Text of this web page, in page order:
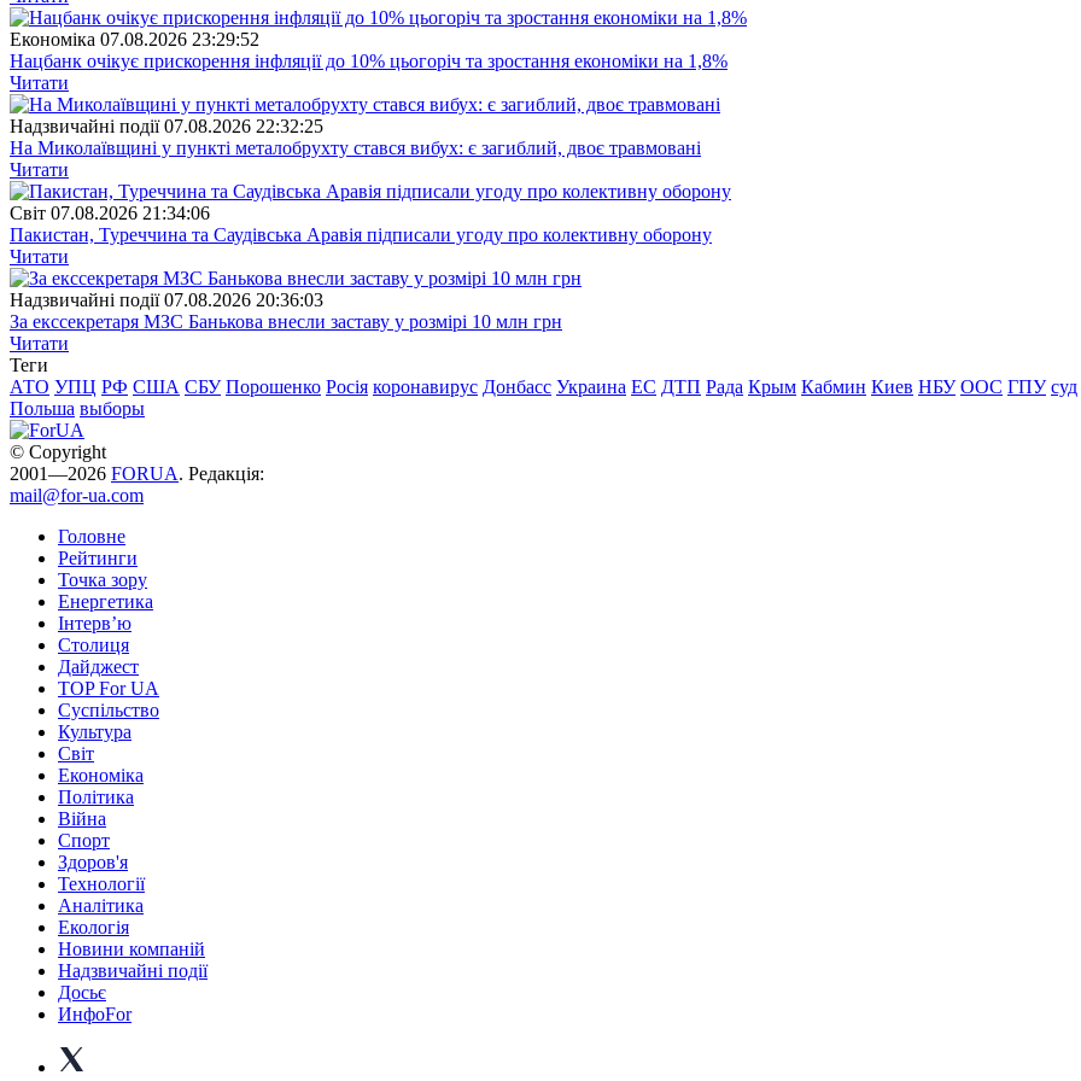
Економіка 07.08.2026 23:29:52
Нацбанк очікує прискорення інфляції до 10% цьогоріч та зростання економіки на 1,8%
Читати
Надзвичайні події 07.08.2026 22:32:25
На Миколаївщині у пункті металобрухту стався вибух: є загиблий, двоє травмовані
Читати
Свiт 07.08.2026 21:34:06
Пакистан, Туреччина та Саудівська Аравія підписали угоду про колективну оборону
Читати
Надзвичайні події 07.08.2026 20:36:03
За екссекретаря МЗС Банькова внесли заставу у розмірі 10 млн грн
Читати
Теги
АТО УПЦ РФ США СБУ Порошенко Росія коронавирус Донбасс Украина ЕС ДТП Рада Крым Кабмин Киев НБУ ООС ГПУ суд
Польша выборы
© Copyright
2001—2026 FORUA. Редакція:
mail@for-ua.com
Головне
Рейтинги
Точка зору
Енергетика
Інтерв’ю
Столиця
Дайджест
TOP For UA
Суспiльство
Культура
Світ
Економіка
Політика
Війна
Спорт
Здоров'я
Технології
Аналітика
Екологія
Новини компаній
Надзвичайні події
Досьє
ИнфоFor